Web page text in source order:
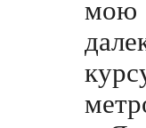
мою